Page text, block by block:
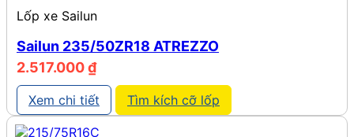
Lốp xe Sailun
Sailun 235/50ZR18 ATREZZO
2.517.000₫
Xem chi tiết Tìm kích cỡ lốp